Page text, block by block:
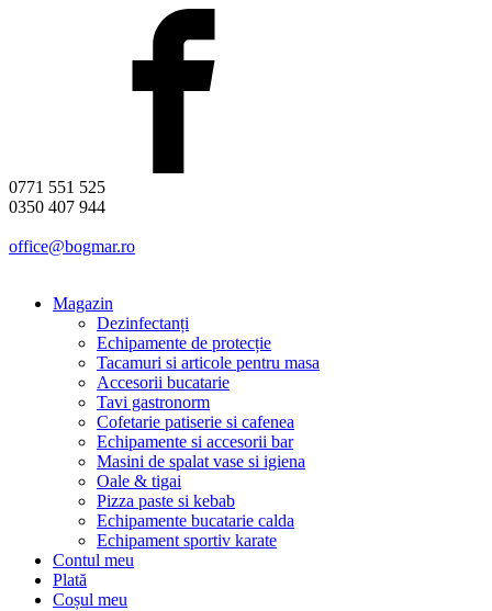
0771 551 525
0350 407 944
office@bogmar.ro
Magazin
Dezinfectanți
Echipamente de protecție
Tacamuri si articole pentru masa
Accesorii bucatarie
Tavi gastronorm
Cofetarie patiserie si cafenea
Echipamente si accesorii bar
Masini de spalat vase si igiena
Oale & tigai
Pizza paste si kebab
Echipamente bucatarie calda
Echipament sportiv karate
Contul meu
Plată
Coșul meu